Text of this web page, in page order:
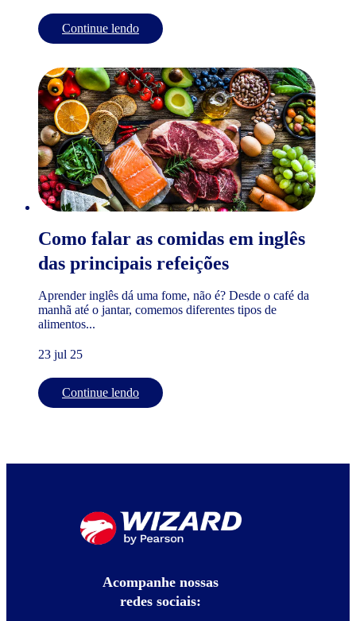
Continue lendo
Como falar as comidas em inglês
das principais refeições
Aprender inglês dá uma fome, não é? Desde o café da
manhã até o jantar, comemos diferentes tipos de
alimentos...
23 jul 25
Continue lendo
Acompanhe nossas
redes sociais: